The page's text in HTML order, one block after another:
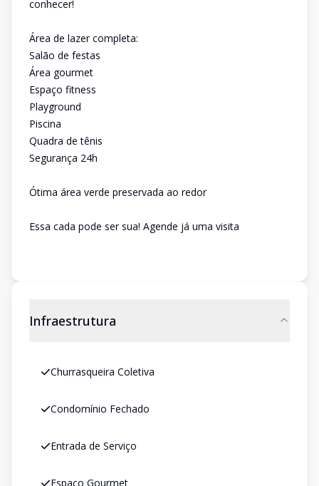
conhecer!
Área de lazer completa:
Salão de festas
Área gourmet
Espaço fitness
Playground
Piscina
Quadra de tênis
Segurança 24h
Ótima área verde preservada ao redor
Essa cada pode ser sua! Agende já uma visita
Infraestrutura
Churrasqueira Coletiva
Condomínio Fechado
Entrada de Serviço
Espaço Gourmet